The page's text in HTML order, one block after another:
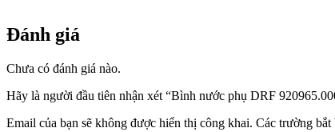
Đánh giá
Chưa có đánh giá nào.
Hãy là người đầu tiên nhận xét “Bình nước phụ DRF
Email của bạn sẽ không được hiển thị công khai. Các trường bắt